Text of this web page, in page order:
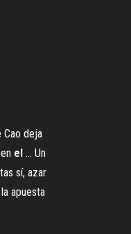
Cao deja
el ... Un
sí, azar
apuesta